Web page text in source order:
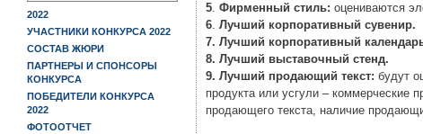
2022
УЧАСТНИКИ КОНКУРСА 2022
СОСТАВ ЖЮРИ
ПАРТНЕРЫ И СПОНСОРЫ
КОНКУРСА
ПОБЕДИТЕЛИ КОНКУРСА
2022
ФОТООТЧЕТ
5. Фирменный стиль: оцениваются
6. Лучший корпоративный сувенир.
7. Лучший корпоративный
8. Лучший выставочный стенд.
9. Лучший продающий текст: будут
продукта или усгули – коммерческие
продающего текста, наличие